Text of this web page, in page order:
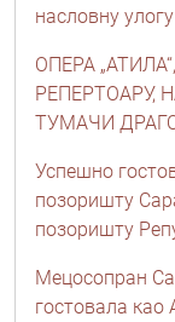
насловну
ОПЕРА
РЕПЕРТОАРУ,
ТУМАЧИ
Успешно
позоришту
позоришту
Мецосопран
гостовала као